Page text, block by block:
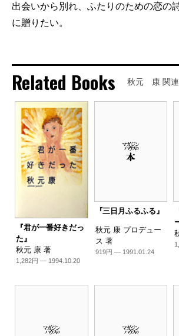
出会いから別れ、ふたりのための恋の
に贈りたい。
Related Books 秋元 康 関
『君が一番好きだっ
た』
秋元 康 著
1,282円 — 1994.10.20
『三日月ふるふる』
秋元 康 プロデュー
ス 著
919円 — 1991.01.24